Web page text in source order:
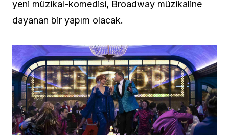
yeni müzikal-komedisi, Broadway müzikaline
dayanan bir yapım olacak.